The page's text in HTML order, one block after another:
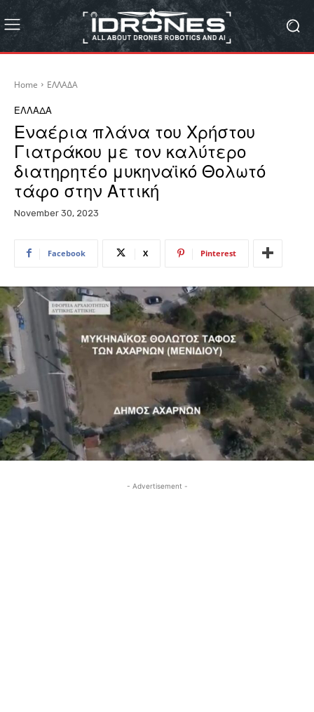
Home ΕΛΛΑΔΑ
ΕΛΛΑΔΑ
Εναέρια πλάνα του Χρήστου
Γιατράκου με τον καλύτερο
διατηρητέο μυκηναϊκό Θολωτό
τάφο στην Αττική
November 30, 2023
Facebook X Pinterest
- Advertisement -